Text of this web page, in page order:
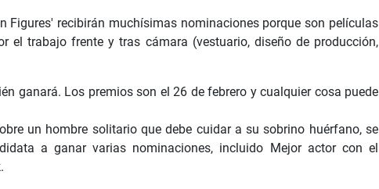
Figures' recibirán muchísimas nominaciones porque son películas
el trabajo frente y tras cámara (vestuario, diseño de producción,
ganará. Los premios son el 26 de febrero y cualquier cosa puede
un hombre solitario que debe cuidar a su sobrino huérfano, se
a ganar varias nominaciones, incluido Mejor actor con el